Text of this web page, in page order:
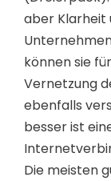
aber Klarheit
können sie
Vernetzung
ebenfalls
besser ist
Die meisten